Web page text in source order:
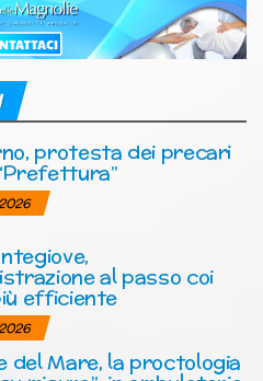
protesta dei precari
al passo coi
efficiente
del Mare, la proctologia